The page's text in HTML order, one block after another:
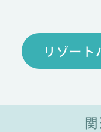
リゾート